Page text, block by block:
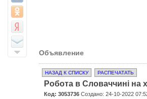
Объявление
НАЗАД К СПИСКУ РАСПЕЧАТАТЬ
Робота в Словаччині на
Код: 3053736 Создано: 24-10-2022